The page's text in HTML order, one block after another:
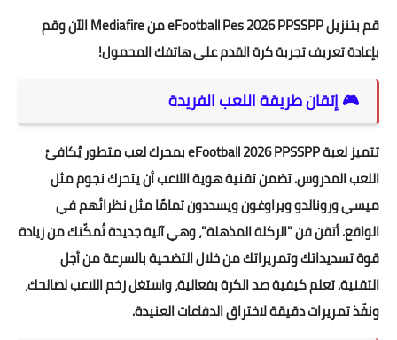
قم بتنزيل eFootball Pes 2026 PPSSPP من Mediafire الآن وقم
بإعادة تعريف تجربة كرة القدم على هاتفك المحمول!
🎮 إتقان طريقة اللعب الفريدة
تتميز لعبة eFootball 2026 PPSSPP بمحرك لعب متطور يُكافئ
اللعب المدروس. تضمن تقنية هوية اللاعب أن يتحرك نجوم مثل
ميسي ورونالدو ويراوغون ويسددون تمامًا مثل نظرائهم في
الواقع. أتقن فن "الركلة المذهلة"، وهي آلية جديدة تُمكّنك من زيادة
قوة تسديداتك وتمريراتك من خلال التضحية بالسرعة من أجل
التقنية. تعلم كيفية صد الكرة بفعالية، واستغل زخم اللاعب لصالحك،
ونفّذ تمريرات دقيقة لاختراق الدفاعات العنيدة.